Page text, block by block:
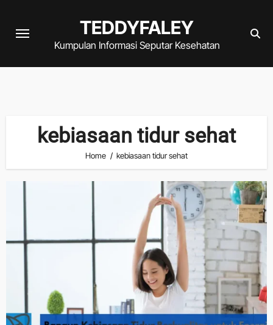
TEDDYFALEY
Kumpulan Informasi Seputar Kesehatan
kebiasaan tidur sehat
Home kebiasaan tidur sehat